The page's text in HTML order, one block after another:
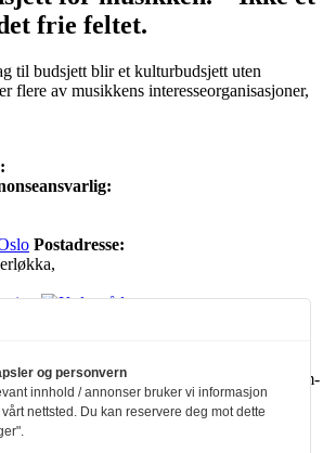
frie feltet.
til budsjett blir et kulturbudsjett uten
flere av musikkens interesseorganisasjoner,
Postadresse:
fra Norsk kulturråd, i tillegg til økonomisk
Norsk komponistforening og
drives etter Redaktør- og Vær Varsom-
MUSIKKMAGASIN
og personvern
innhold / annonser bruker vi informasjon
nettsted. Du kan reservere deg mot dette